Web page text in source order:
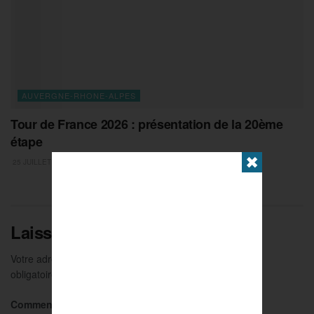
AUVERGNE-RHONE-ALPES
Tour de France 2026 : présentation de la 20ème
étape
Laisser un commentaire
Votre adresse e-mail ne sera pas publiée.
obligatoires sont indiqués avec
Commentaire
✖